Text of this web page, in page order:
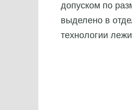
допуском по
выделено в
технологии